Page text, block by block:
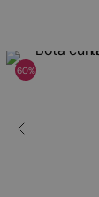
60%